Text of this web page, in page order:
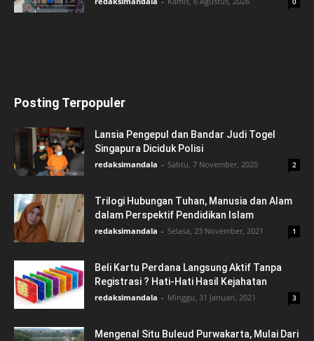
Posting Terpopuler
Lansia Pengepul dan Bandar Judi Togel
Singapura Diciduk Polisi
redaksimandala - Sabtu, 7 November, 2020 2
Trilogi Hubungan Tuhan, Manusia dan Alam
dalam Perspektif Pendidikan Islam
redaksimandala - Selasa, 23 November, 2021 1
Beli Kartu Perdana Langsung Aktif Tanpa
Registrasi ? Hati-Hati Hasil Kejahatan
redaksimandala - Minggu, 31 Januari, 2021 3
Mengenal Situ Buleud Purwakarta, Mulai Dari